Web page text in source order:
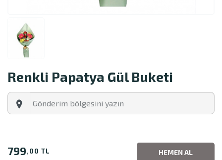
Renkli Papatya Gül Buketi
799,00 TL HEMEN AL